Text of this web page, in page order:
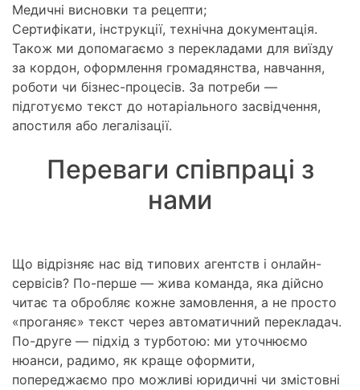
Медичні висновки та рецепти;
Сертифікати, інструкції, технічна документація.
Також ми допомагаємо з перекладами для виїзду
за кордон, оформлення громадянства, навчання,
роботи чи бізнес-процесів. За потреби —
підготуємо текст до нотаріального засвідчення,
апостиля або легалізації.
Переваги співпраці з
нами
Що відрізняє нас від типових агентств і онлайн-
сервісів? По-перше — жива команда, яка дійсно
читає та обробляє кожне замовлення, а не просто
«проганяє» текст через автоматичний перекладач.
По-друге — підхід з турботою: ми уточнюємо
нюанси, радимо, як краще оформити,
попереджаємо про можливі юридичні чи змістовні